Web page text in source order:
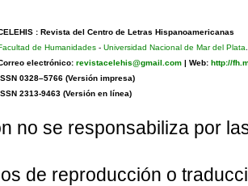
: Revista del Centro de Letras Hispanoamericanas
de Humanidades- Universidad Nacional de Mar del Plata
electrónico: revistacelehis@gmail.com| Web: http://
0328–5766 (Versión impresa)
2313-9463 (Versión en línea)
no se responsabiliza por
de reproducción o